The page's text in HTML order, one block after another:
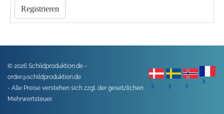
Registrieren
© 2026 Schildproduktion.de -
order@schildproduktion.de
- Alle Preise verstehen sich zzgl. der gesetzlichen
Mehrwertsteuer.